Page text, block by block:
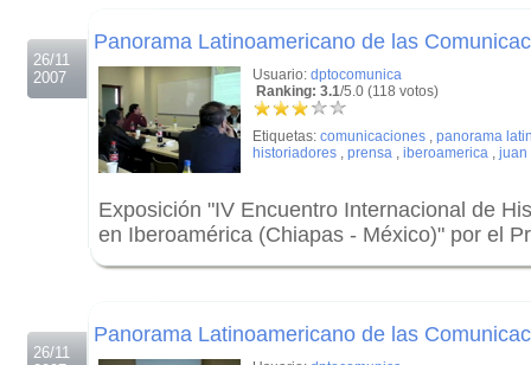
26/11
2007
Panorama Latinoamericano de las
Usuario: dptocomunica
Ranking: 3.1/5.0 (118 votos)
Etiquetas: comunicaciones , panorama
historiadores , prensa , iberoamerica , juan
Exposición "IV Encuentro Internacional de
en Iberoamérica (Chiapas - México)" por el
26/11
Panorama Latinoamericano de las